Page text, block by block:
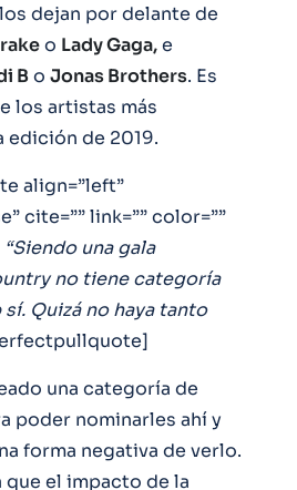
dejan por delante de
o Lady Gaga,e
Bo Jonas Brothers. Es
los artistas más
edición de 2019.
align=”left”
cite=”” link=”” color=””
“Siendo una gala
no tiene categoría
Quizá no haya tanto
una categoría de
poder nominarles ahí y
forma negativa de verlo.
que el impacto de la